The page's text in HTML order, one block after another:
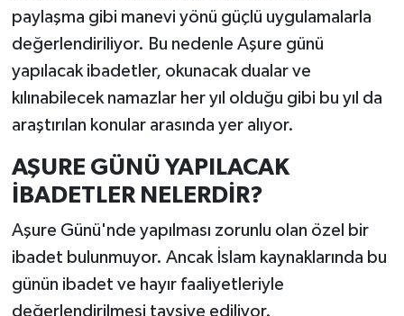
paylaşma gibi manevi yönü güçlü uygulamalarla
değerlendiriliyor. Bu nedenle Aşure günü
yapılacak ibadetler, okunacak dualar ve
kılınabilecek namazlar her yıl olduğu gibi bu yıl da
araştırılan konular arasında yer alıyor.
AŞURE GÜNÜ YAPILACAK
İBADETLER NELERDİR?
Aşure Günü'nde yapılması zorunlu olan özel bir
ibadet bulunmuyor. Ancak İslam kaynaklarında bu
günün ibadet ve hayır faaliyetleriyle
değerlendirilmesi tavsiye ediliyor.